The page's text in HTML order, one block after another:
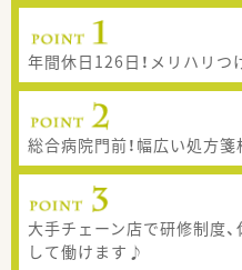
年間休日126日！メリハリつ
総合病院門前！幅広い処方
大手チェーン店で研修制度
して働けます♪